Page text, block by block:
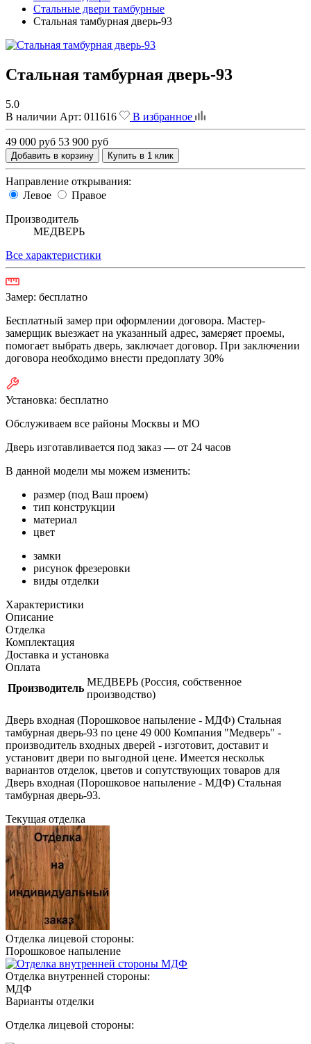
Стальные двери тамбурные
Стальная тамбурная дверь-93
Стальная тамбурная дверь-93
5.0
В наличии Арт: 011616 В избранное
49 000 руб 53 900 руб
Добавить в корзину Купить в 1 клик
Направление открывания:
Левое
Правое
Производитель
МЕДВЕРЬ
Все характеристики
Замер: бесплатно
Бесплатный замер при оформлении договора. Мастер-
замерщик выезжает на указанный адрес, замеряет проемы,
помогает выбрать дверь, заключает договор. При заключении
договора необходимо внести предоплату 30%
Установка: бесплатно
Обслуживаем все районы Москвы и МО
Дверь изготавливается под заказ — от 24 часов
В данной модели мы можем изменить:
размер (под Ваш проем)
тип конструкции
материал
цвет
замки
рисунок фрезеровки
виды отделки
Характеристики
Описание
Отделка
Комплектация
Доставка и установка
Оплата
Производитель
МЕДВЕРЬ (Россия, собственное
производство)
Дверь входная (Порошковое напыление - МДФ) Стальная
тамбурная дверь-93 по цене 49 000 Компания "Медверь" -
производитель входных дверей - изготовит, доставит и
установит двери по выгодной цене. Имеется нескольк
вариантов отделок, цветов и сопутствующих товаров для
Дверь входная (Порошковое напыление - МДФ) Стальная
тамбурная дверь-93.
Текущая отделка
Отделка лицевой стороны:
Порошковое напыление
Отделка внутренней стороны:
МДФ
Варианты отделки
Отделка лицевой стороны: